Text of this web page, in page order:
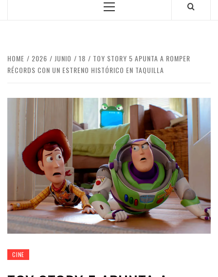
HOME 2026 JUNIO 18
TOY STORY 5 APUNTA A ROMPER
RÉCORDS CON UN ESTRENO HISTÓRICO EN TAQUILLA
CINE